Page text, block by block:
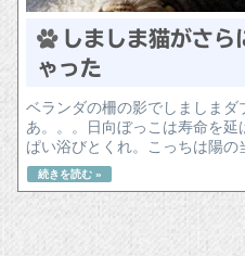
しましま猫がさ
ゃった
ベランダの柵の影でしましま
あ。。。日向ぼっこは寿命を
ぱい浴びとくれ。こっちは陽の
よ・・・(笑)